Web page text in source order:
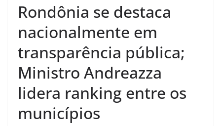
Rondônia se destaca
nacionalmente em
transparência pública;
Ministro Andreazza
lidera ranking entre os
municípios